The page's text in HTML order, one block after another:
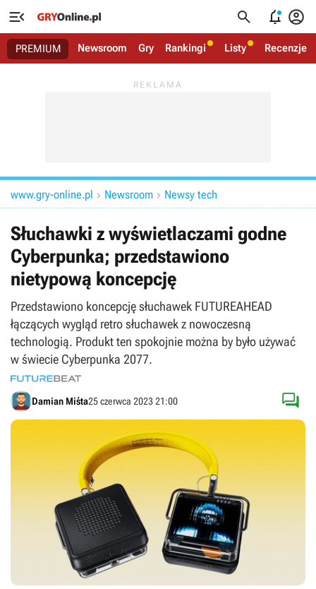
   
PREMIUM Newsroom Gry Rankingi Listy Recenzje
www.gry-online.pl  Newsroom  Newsy tech
Słuchawki z wyświetlaczami godne
Cyberpunka; przedstawiono
nietypową koncepcję
Przedstawiono koncepcję słuchawek FUTUREAHEAD
łączących wygląd retro słuchawek z nowoczesną
technologią. Produkt ten spokojnie można by było używać
w świecie Cyberpunka 2077.
Damian Miśta25 czerwca 2023 21:00 